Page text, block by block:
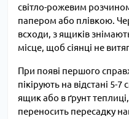
світло-рожевим
папером або плівкою.
всходи, з ящиків
місце, щоб сіянці не
При появі першого
пікірують на відстані 5-
ящик або в ґрунт
переносить пересадку